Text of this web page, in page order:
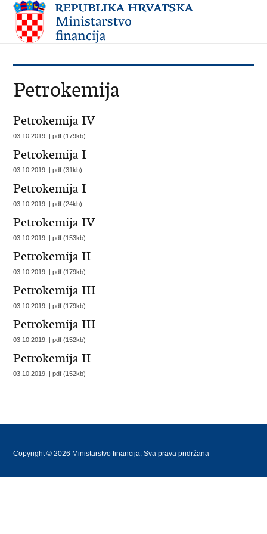
Petrokemija
Petrokemija IV
03.10.2019. | pdf (179kb)
Petrokemija I
03.10.2019. | pdf (31kb)
Petrokemija I
03.10.2019. | pdf (24kb)
Petrokemija IV
03.10.2019. | pdf (153kb)
Petrokemija II
03.10.2019. | pdf (179kb)
Petrokemija III
03.10.2019. | pdf (179kb)
Petrokemija III
03.10.2019. | pdf (152kb)
Petrokemija II
03.10.2019. | pdf (152kb)
Copyright © 2026 Ministarstvo financija. Sva prava pridržana